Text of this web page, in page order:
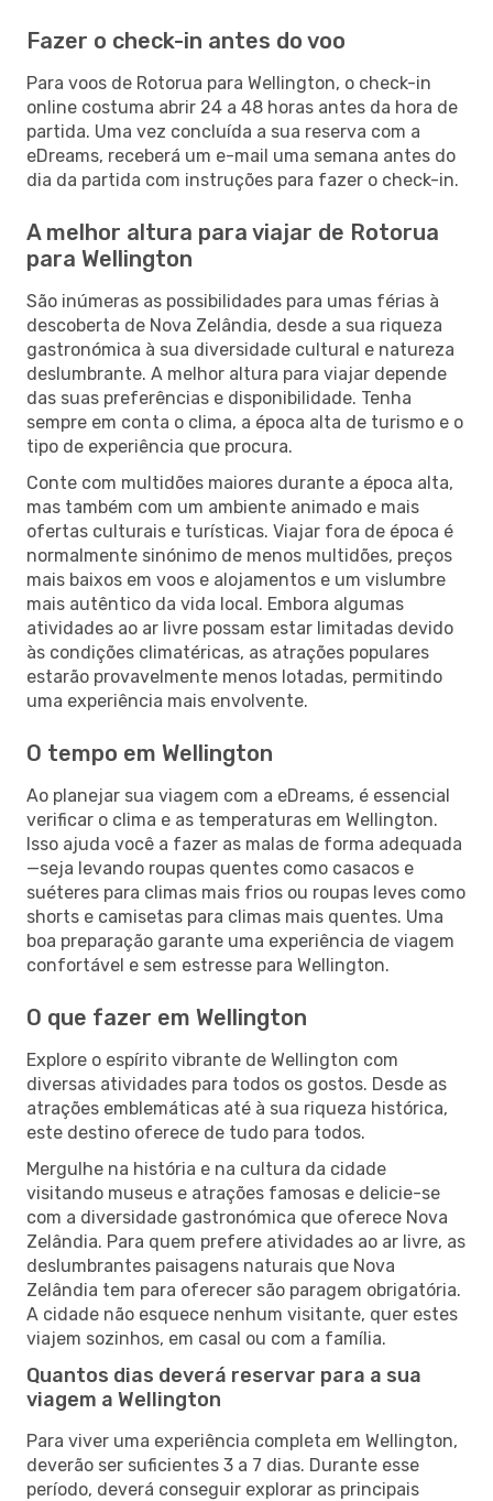
Fazer o check-in antes do voo
Para voos de Rotorua para Wellington, o check-in
online costuma abrir 24 a 48 horas antes da hora de
partida. Uma vez concluída a sua reserva com a
eDreams, receberá um e-mail uma semana antes do
dia da partida com instruções para fazer o check-in.
A melhor altura para viajar de Rotorua
para Wellington
São inúmeras as possibilidades para umas férias à
descoberta de Nova Zelândia, desde a sua riqueza
gastronómica à sua diversidade cultural e natureza
deslumbrante. A melhor altura para viajar depende
das suas preferências e disponibilidade. Tenha
sempre em conta o clima, a época alta de turismo e o
tipo de experiência que procura.
Conte com multidões maiores durante a época alta,
mas também com um ambiente animado e mais
ofertas culturais e turísticas. Viajar fora de época é
normalmente sinónimo de menos multidões, preços
mais baixos em voos e alojamentos e um vislumbre
mais autêntico da vida local. Embora algumas
atividades ao ar livre possam estar limitadas devido
às condições climatéricas, as atrações populares
estarão provavelmente menos lotadas, permitindo
uma experiência mais envolvente.
O tempo em Wellington
Ao planejar sua viagem com a eDreams, é essencial
verificar o clima e as temperaturas em Wellington.
Isso ajuda você a fazer as malas de forma adequada
—seja levando roupas quentes como casacos e
suéteres para climas mais frios ou roupas leves como
shorts e camisetas para climas mais quentes. Uma
boa preparação garante uma experiência de viagem
confortável e sem estresse para Wellington.
O que fazer em Wellington
Explore o espírito vibrante de Wellington com
diversas atividades para todos os gostos. Desde as
atrações emblemáticas até à sua riqueza histórica,
este destino oferece de tudo para todos.
Mergulhe na história e na cultura da cidade
visitando museus e atrações famosas e delicie-se
com a diversidade gastronómica que oferece Nova
Zelândia. Para quem prefere atividades ao ar livre, as
deslumbrantes paisagens naturais que Nova
Zelândia tem para oferecer são paragem obrigatória.
A cidade não esquece nenhum visitante, quer estes
viajem sozinhos, em casal ou com a família.
Quantos dias deverá reservar para a sua
viagem a Wellington
Para viver uma experiência completa em Wellington,
deverão ser suficientes 3 a 7 dias. Durante esse
período, deverá conseguir explorar as principais